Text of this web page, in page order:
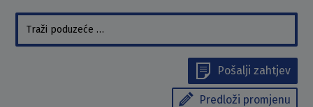
Pošalji zahtjev
Predloži promjenu